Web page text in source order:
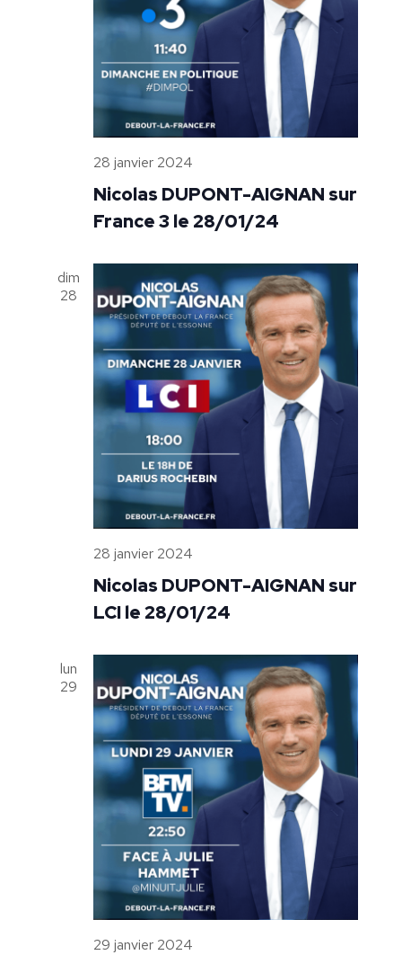
Nicolas DUPONT-AIGNAN sur
France 3 le 28/01/24
28 janvier 2024
dim
28
Nicolas DUPONT-AIGNAN sur
LCI le 28/01/24
28 janvier 2024
lun
29
29 janvier 2024